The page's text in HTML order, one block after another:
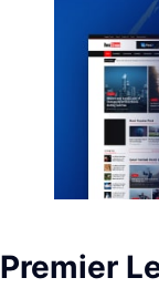
Premier